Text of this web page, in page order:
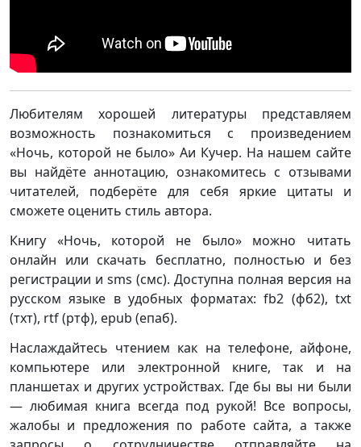
Любителям хорошей литературы представляем
возможность познакомиться с произведением
«Ночь, которой не было» Аи Кучер. На нашем сайте
вы найдёте аннотацию, ознакомитесь с отзывами
читателей, подберёте для себя яркие цитаты и
сможете оценить стиль автора.
Книгу «Ночь, которой не было» можно читать
онлайн или скачать бесплатно, полностью и без
регистрации и sms (смс). Доступна полная версия на
русском языке в удобных форматах: fb2 (фб2), txt
(тхт), rtf (ртф), epub (епаб).
Наслаждайтесь чтением как на телефоне, айфоне,
компьютере или электронной книге, так и на
планшетах и других устройствах. Где бы вы ни были
— любимая книга всегда под рукой! Все вопросы,
жалобы и предложения по работе сайта, а также